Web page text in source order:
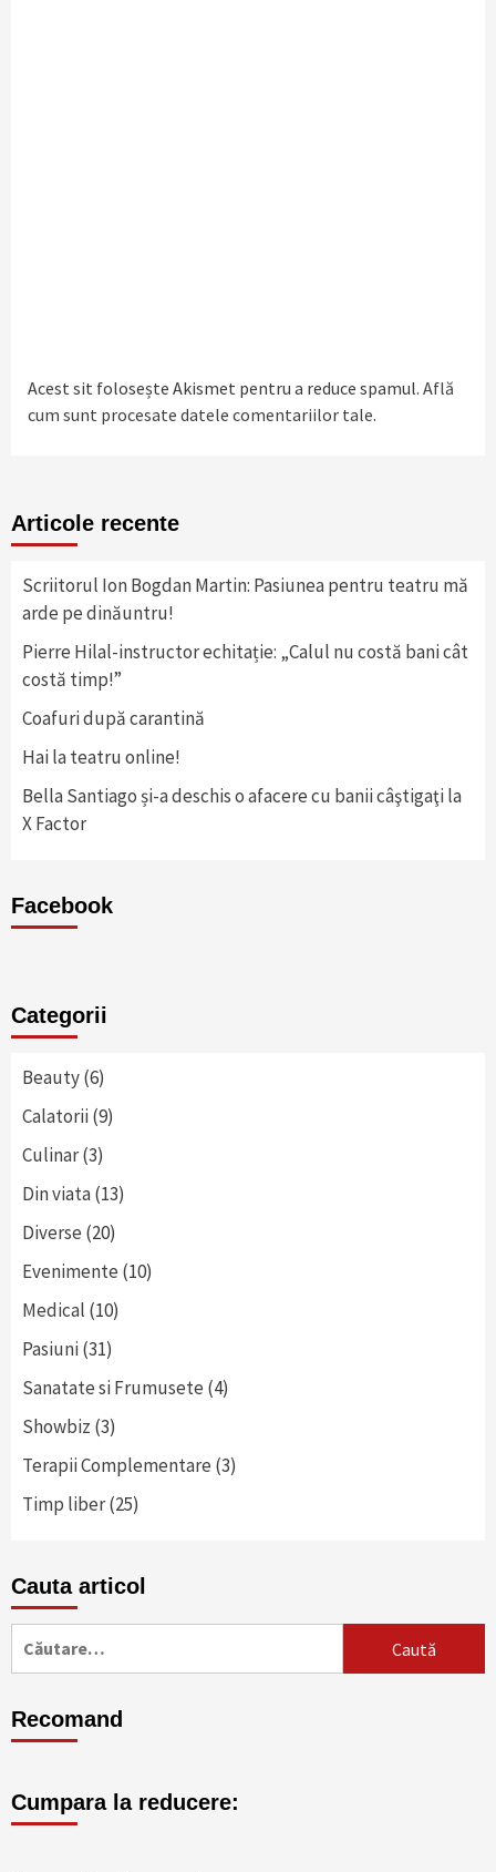
Acest sit folosește Akismet pentru a reduce spamul. Află
cum sunt procesate datele comentariilor tale.
Articole recente
Scriitorul Ion Bogdan Martin: Pasiunea pentru teatru mă
arde pe dinăuntru!
Pierre Hilal-instructor echitație: „Calul nu costă bani cât
costă timp!”
Coafuri după carantină
Hai la teatru online!
Bella Santiago și-a deschis o afacere cu banii câştigaţi la
X Factor
Facebook
Categorii
Beauty(6)
Calatorii(9)
Culinar(3)
Din viata(13)
Diverse (20)
Evenimente (10)
Medical (10)
Pasiuni(31)
Sanatate si Frumusete (4)
Showbiz (3)
Terapii Complementare (3)
Timp liber(25)
Cauta articol
Caută
Recomand
Cumpara la reducere: